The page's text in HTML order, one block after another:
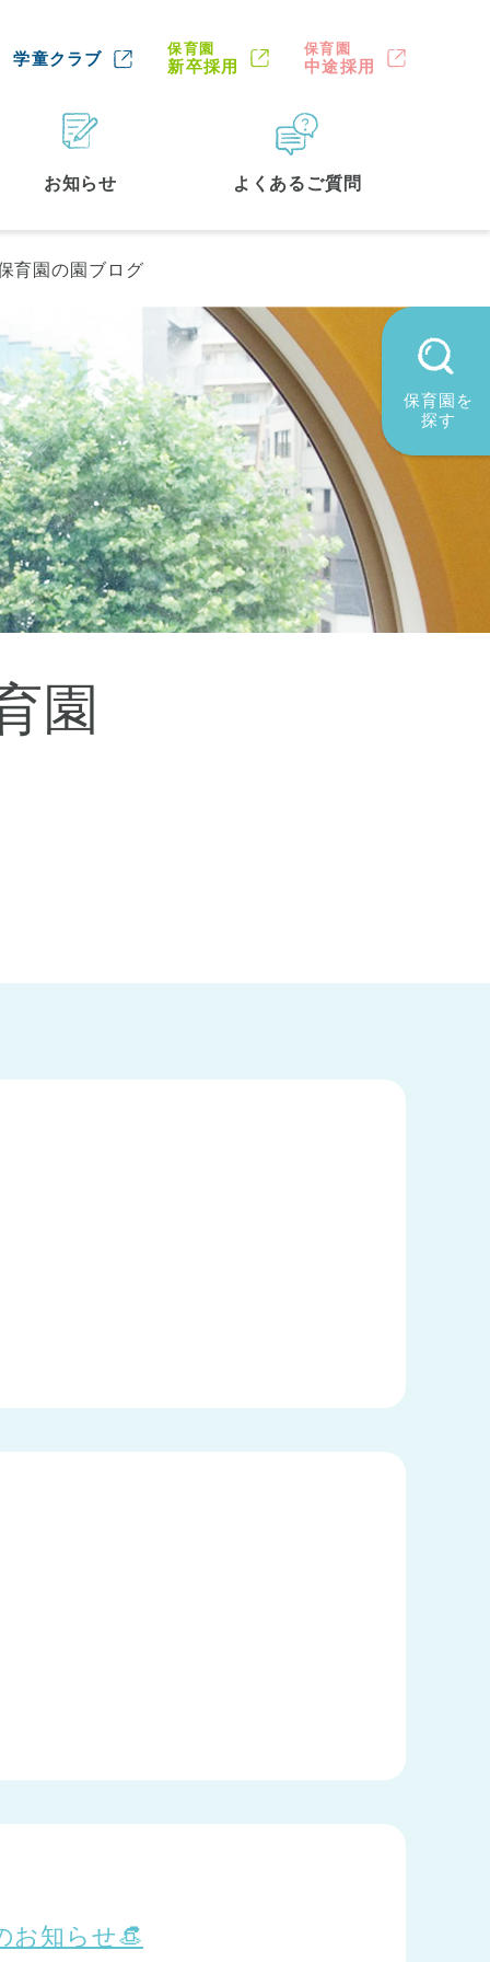
学童クラブ
保育園
新卒採用
保育園
中途採用
お知らせ よくあるご質問
保育園を
探す
墨田区(2) 品川区 (1)
杉並区(3) 板橋区(3)
三鷹市(2) 調布市(1)
千代田区(1) 豊島区(2)
育園の園ブログ
園
お知らせ👒